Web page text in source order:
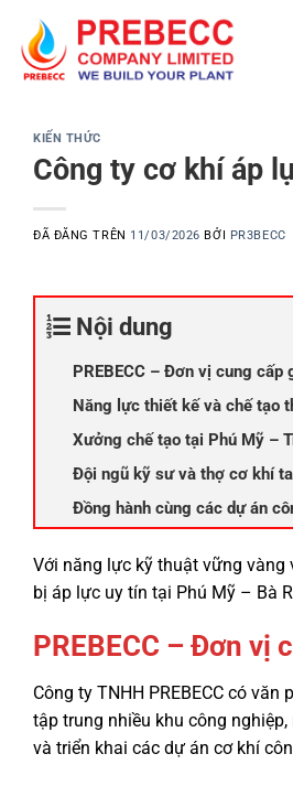
đến
KIẾN THỨC
Công ty cơ khí áp
ĐÃ ĐĂNG TRÊN 11/03/2026 BỞI PR3BECC
Nội dung
PREBECC – Đơn vị cung
Năng lực thiết kế và chế tạo
Xưởng chế tạo tại Phú Mỹ –
Đội ngũ kỹ sư và thợ cơ khí
Đồng hành cùng các dự án
Với năng lực kỹ thuật vững vàng
bị áp lực uy tín tại Phú Mỹ – Bà
PREBECC – Đơn
Công ty TNHH PREBECC có
tập trung nhiều khu công
và triển khai các dự án cơ khí